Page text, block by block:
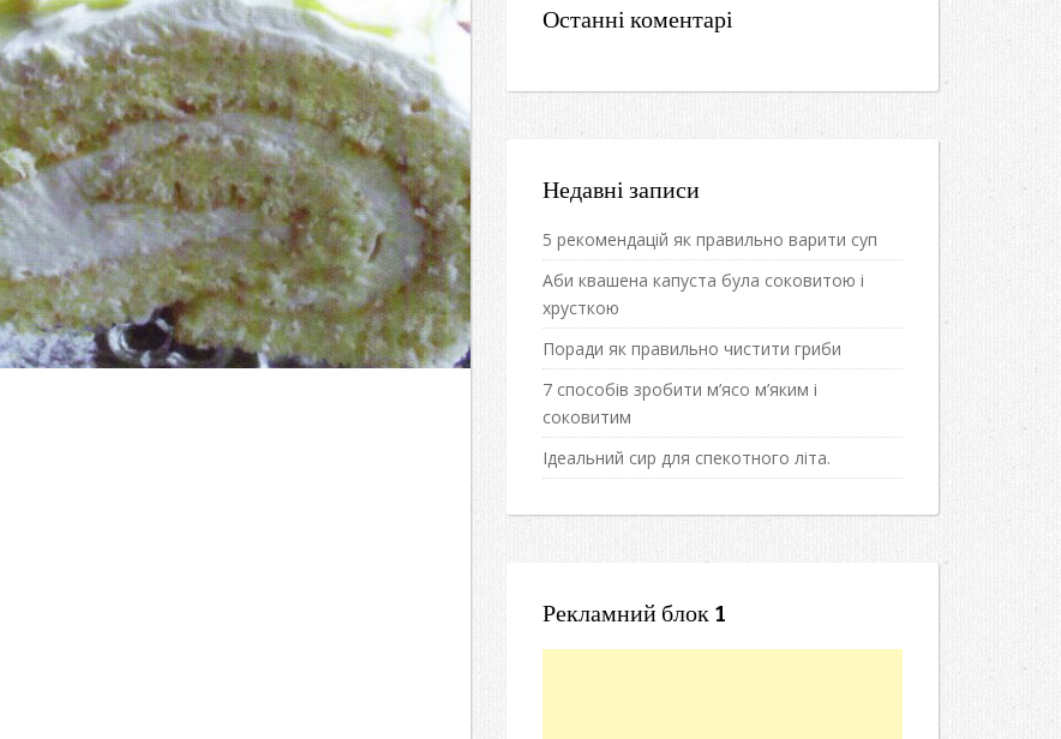
Останні коментарі
Недавні записи
5 рекомендацій як правильно варити суп
Аби квашена капуста була соковитою і
хрусткою
Поради як правильно чистити гриби
7 способів зробити м’ясо м’яким і
соковитим
Ідеальний сир для спекотного літа.
Рекламний блок 1